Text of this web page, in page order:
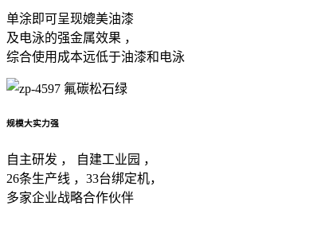
单涂即可呈现媲美油漆
及电泳的强金属效果 ，
综合使用成本远低于油漆和电泳
规模大实力强
自主研发 ， 自建工业园 ，
26条生产线 ，33台绑定机，
多家企业战略合作伙伴